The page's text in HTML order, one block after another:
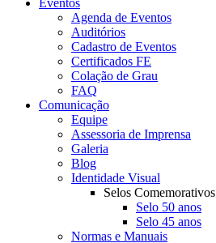
Eventos
Agenda de Eventos
Auditórios
Cadastro de Eventos
Certificados FE
Colação de Grau
FAQ
Comunicação
Equipe
Assessoria de Imprensa
Galeria
Blog
Identidade Visual
Selos Comemorativos
Selo 50 anos
Selo 45 anos
Normas e Manuais